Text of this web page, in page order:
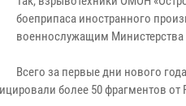
боеприпаса иностранного
военнослужащим
Всего за первые дни нового
более 50 фрагментов